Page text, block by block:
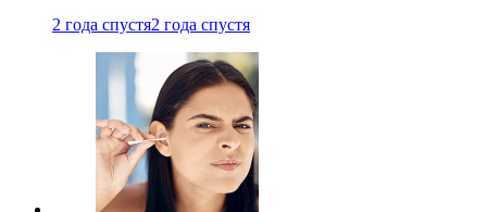
2 года спустя2 года спустя